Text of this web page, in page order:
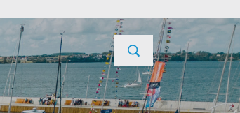
PROJEKTY UNIJNE KONTAKT